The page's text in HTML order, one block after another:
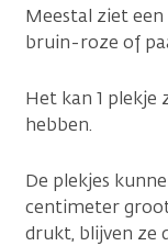
Meestal ziet
bruin-roze of
Het kan 1 plekje
hebben.
De plekjes
centimeter
drukt, blijven ze